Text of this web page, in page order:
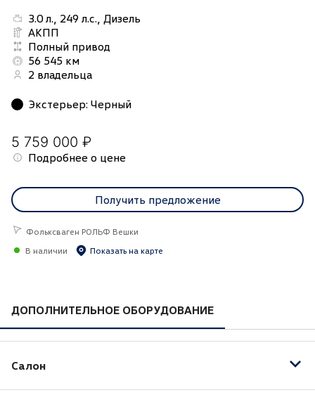
ДОПОЛНИТЕЛЬНОЕ ОБОРУДОВАНИЕ
Салон
3.0 л., 249 л.с., Дизель
АКПП
Полный привод
56 545 км
2 владельца
Экстерьер: Черный
5 759 000 ₽
Подробнее о цене
Получить предложение
Фольксваген РОЛЬФ Вешки
В наличии
Показать на карте